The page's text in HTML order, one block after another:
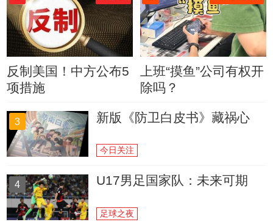
反制美国！中方公布5
项措施
上班“摸鱼”公司有权开
除吗？
3 新版《防卫白皮书》藏祸心
今日关注
4 U17男足国家队：未来可期
足球之夜